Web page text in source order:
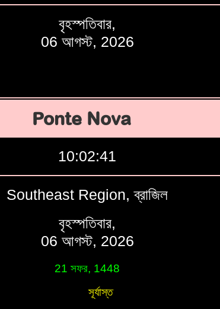
বৃহস্পতিবার,
06 আগস্ট, 2026
Ponte Nova
10:02:42
Southeast Region, ব্রাজিল
বৃহস্পতিবার,
06 আগস্ট, 2026
21 সফর, 1448
সূর্যাস্ত